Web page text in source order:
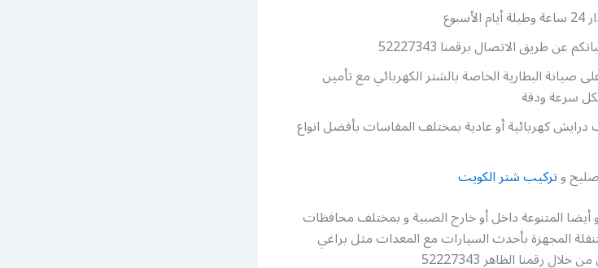
عن طريق الاتصال برقمنا 52227343
البطارية الخاصة بالشتر الكهربائي مع تأمين
سرعة ودقة
كهربائية أو عادية بمختلف المقاسات بأفضل انواع
وتركيب شتر الكويت
أيضا المتنوعة داخل أو خارج الصبية و بمختلف محافظات
المجهزة بأحدث السيارات مع المعدات مثل براغي
رقمنا الظاهر 52227343